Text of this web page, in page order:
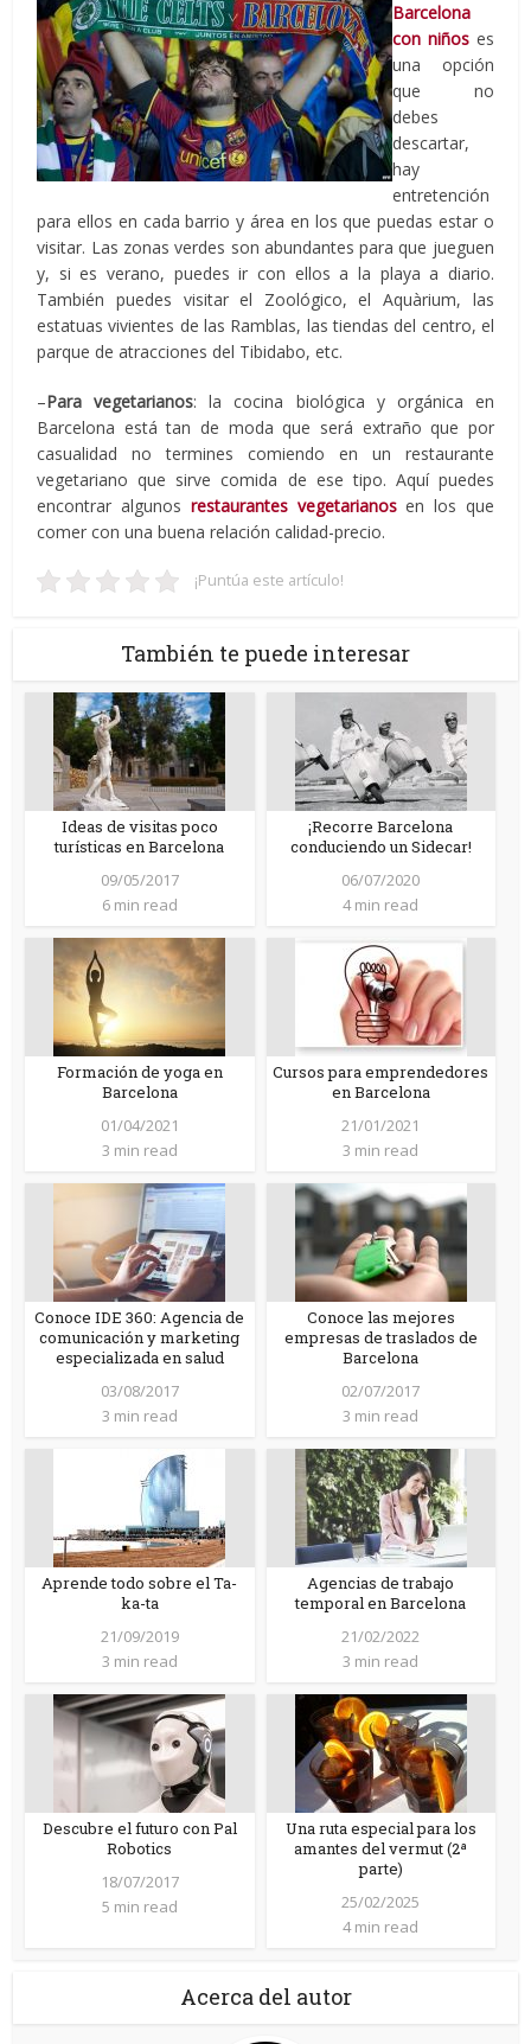
Barcelona
con niños es
una opción
que no
debes
descartar,
hay
entretención
para ellos en cada barrio y área en los que puedas estar o
visitar. Las zonas verdes son abundantes para que jueguen
y, si es verano, puedes ir con ellos a la playa a diario.
También puedes visitar el Zoológico, el Aquàrium, las
estatuas vivientes de las Ramblas, las tiendas del centro, el
parque de atracciones del Tibidabo, etc.
–Para vegetarianos: la cocina biológica y orgánica en
Barcelona está tan de moda que será extraño que por
casualidad no termines comiendo en un restaurante
vegetariano que sirve comida de ese tipo. Aquí puedes
encontrar algunos restaurantes vegetarianosen los que
comer con una buena relación calidad-precio.
¡Puntúa este artículo!
También te puede interesar
Ideas de visitas poco
turísticas en Barcelona
09/05/2017
6 min read
¡Recorre Barcelona
conduciendo un Sidecar!
06/07/2020
4 min read
Formación de yoga en
Barcelona
01/04/2021
3 min read
Cursos para emprendedores
en Barcelona
21/01/2021
3 min read
Conoce IDE 360: Agencia de
comunicación y marketing
especializada en salud
03/08/2017
3 min read
Conoce las mejores
empresas de traslados de
Barcelona
02/07/2017
3 min read
Aprende todo sobre el Ta-
ka-ta
21/09/2019
3 min read
Agencias de trabajo
temporal en Barcelona
21/02/2022
3 min read
Descubre el futuro con Pal
Robotics
18/07/2017
5 min read
Una ruta especial para los
amantes del vermut (2ª
parte)
25/02/2025
4 min read
Acerca del autor